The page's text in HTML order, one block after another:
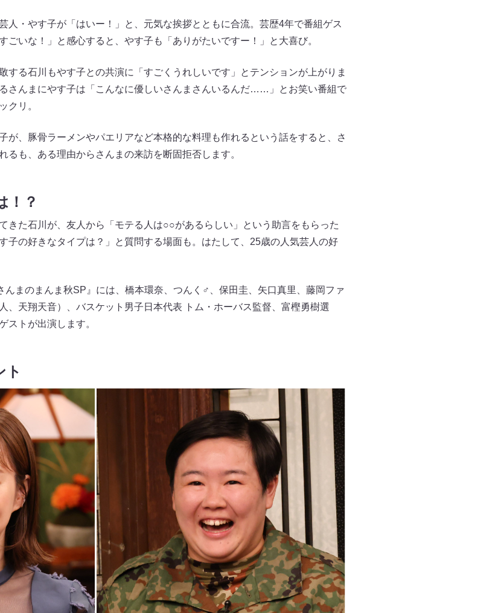
人・やす子が「はいー！」と、元気な挨拶とともに合流。芸歴4年で番組ゲス
ごいな！」と感心すると、やす子も「ありがたいですー！」と大喜び。
する石川もやす子との共演に「すごくうれしいです」とテンションが上がりま
さんまにやす子は「こんなに優しいさんまさんいるんだ……」とお笑い番組で
クリ。
が、豚骨ラーメンやパエリアなど本格的な料理も作れるという話をすると、さ
るも、ある理由からさんまの来訪を断固拒否します。
！？
きた石川が、友人から「モテる人は○○があるらしい」という助言をもらった
子の好きなタイプは？」と質問する場面も。はたして、25歳の人気芸人の好
んまのまんま秋SP』には、橋本環奈、つんく♂、保田圭、矢口真里、藤岡ファ
、天翔天音）、バスケット男子日本代表 トム・ホーバス監督、富樫勇樹選
ストが出演します。
ト